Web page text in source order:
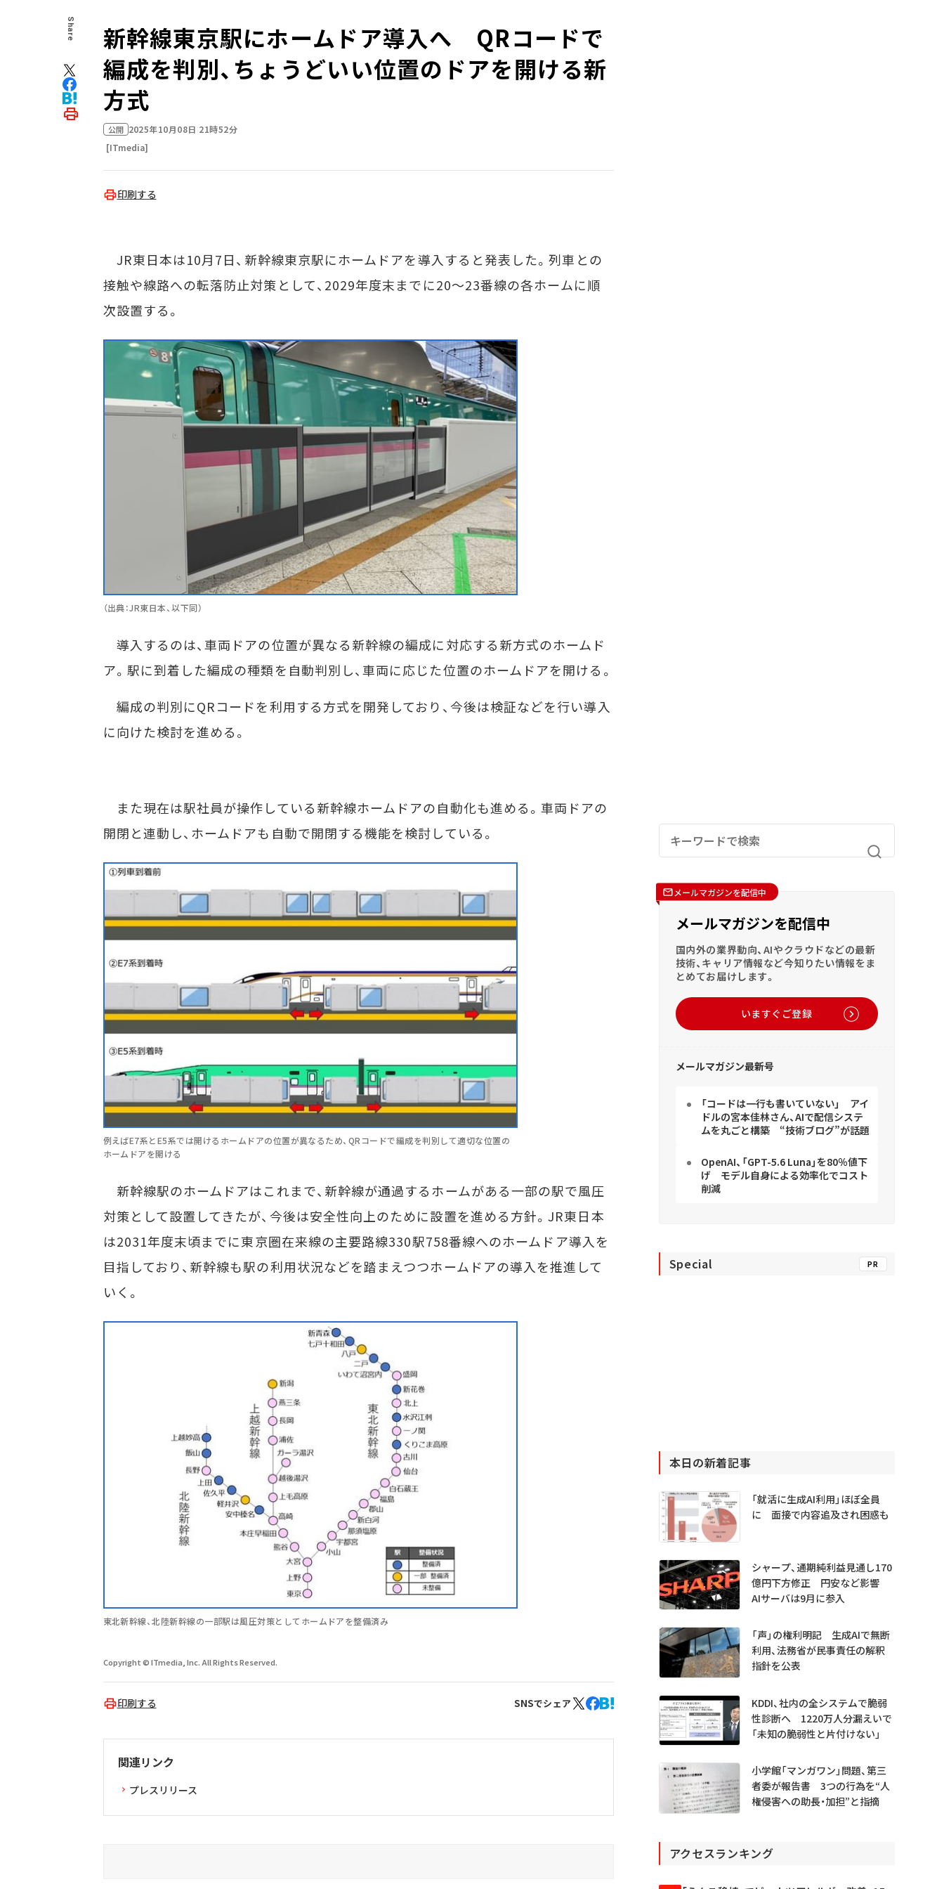
Share
新幹線東京駅にホームドア導入へ QRコードで
編成を判別、ちょうどいい位置のドアを開ける新
方式
公開 2025年10月08日 21時52分
[ITmedia]
印刷する
JR東日本は10月7日、新幹線東京駅にホームドアを導入すると発表した。列車との
接触や線路への転落防止対策として、2029年度末までに20～23番線の各ホームに順
次設置する。
（出典：JR東日本、以下同）
導入するのは、車両ドアの位置が異なる新幹線の編成に対応する新方式のホームド
ア。駅に到着した編成の種類を自動判別し、車両に応じた位置のホームドアを開ける。
編成の判別にQRコードを利用する方式を開発しており、今後は検証などを行い導入
に向けた検討を進める。
また現在は駅社員が操作している新幹線ホームドアの自動化も進める。車両ドアの
開閉と連動し、ホームドアも自動で開閉する機能を検討している。
例えばE7系とE5系では開けるホームドアの位置が異なるため、QRコードで編成を判別して適切な位置の
ホームドアを開ける
新幹線駅のホームドアはこれまで、新幹線が通過するホームがある一部の駅で風圧
対策として設置してきたが、今後は安全性向上のために設置を進める方針。JR東日本
は2031年度末頃までに東京圏在来線の主要路線330駅758番線へのホームドア導入を
目指しており、新幹線も駅の利用状況などを踏まえつつホームドアの導入を推進して
いく。
東北新幹線、北陸新幹線の一部駅は風圧対策としてホームドアを整備済み
Copyright © ITmedia, Inc. All Rights Reserved.
印刷する SNSでシェア
関連リンク
プレスリリース
メールマガジンを配信中
メールマガジンを配信中
国内外の業界動向、AIやクラウドなどの最新
技術、キャリア情報など今知りたい情報をま
とめてお届けします。
いますぐご登録
メールマガジン最新号
「コードは一行も書いていない」 アイ
ドルの宮本佳林さん、AIで配信システ
ムを丸ごと構築 “技術ブログ”が話題
OpenAI、「GPT-5.6 Luna」を80％値下
げ モデル自身による効率化でコスト
削減
Special PR
本日の新着記事
「就活に生成AI利用」ほぼ全員
に 面接で内容追及され困惑も
シャープ、通期純利益見通し170
億円下方修正 円安など影響
AIサーバは9月に参入
「声」の権利明記 生成AIで無断
利用、法務省が民事責任の解釈
指針を公表
KDDI、社内の全システムで脆弱
性診断へ 1220万人分漏えいで
「未知の脆弱性と片付けない」
小学館「マンガワン」問題、第三
者委が報告書 3つの行為を“人
権侵害への助長・加担”と指摘
アクセスランキング